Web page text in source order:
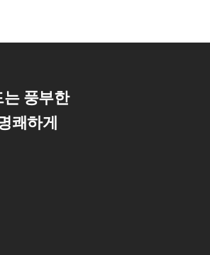
풍부한
쾌하게